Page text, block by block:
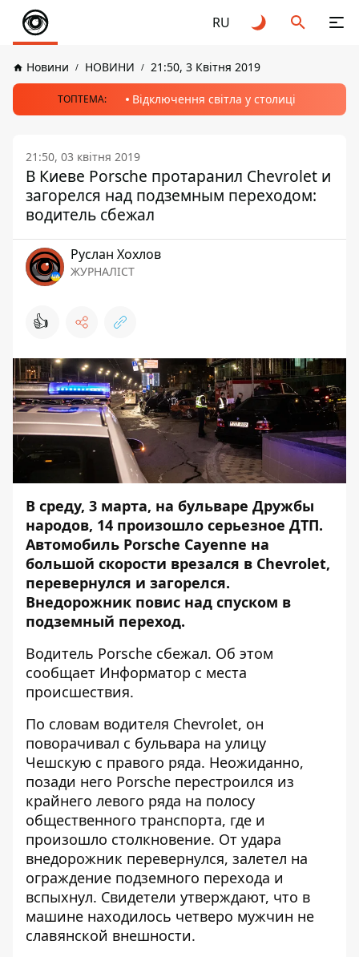
RU
Новини НОВИНИ 21:50, 3 Квітня 2019
ТОПТЕМА: Відключення світла у столиці
21:50, 03 квітня 2019
В Киеве Porsche протаранил Chevrolet и
загорелся над подземным переходом:
водитель сбежал
Руслан Хохлов
ЖУРНАЛІСТ
👍
В среду, 3 марта, на бульваре Дружбы
народов, 14 произошло серьезное ДТП.
Автомобиль Porsche Cayenne на
большой скорости врезался в Chevrolet,
перевернулся и загорелся.
Внедорожник повис над спуском в
подземный переход.
Водитель Porsche сбежал. Об этом
сообщает Информатор с места
происшествия.
По словам водителя Chevrolet, он
поворачивал с бульвара на улицу
Чешскую с правого ряда. Неожиданно,
позади него Porsche перестроился из
крайнего левого ряда на полосу
общественного транспорта, где и
произошло столкновение. От удара
внедорожник перевернулся, залетел на
ограждение подземного перехода и
вспыхнул. Свидетели утверждают, что в
машине находилось четверо мужчин не
славянской внешности.